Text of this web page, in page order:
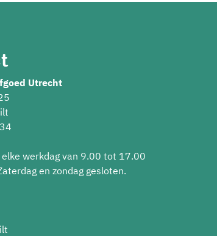
Utrecht
werkdag van 9.00 tot 17.00
en zondag gesloten.